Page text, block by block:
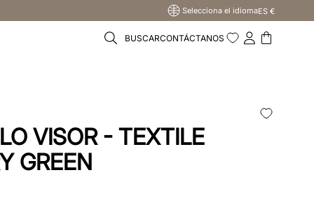
Selecciona el idiomaES €
BUSCARCONTÁCTANOS
VISOR - TEXTILE
GREEN